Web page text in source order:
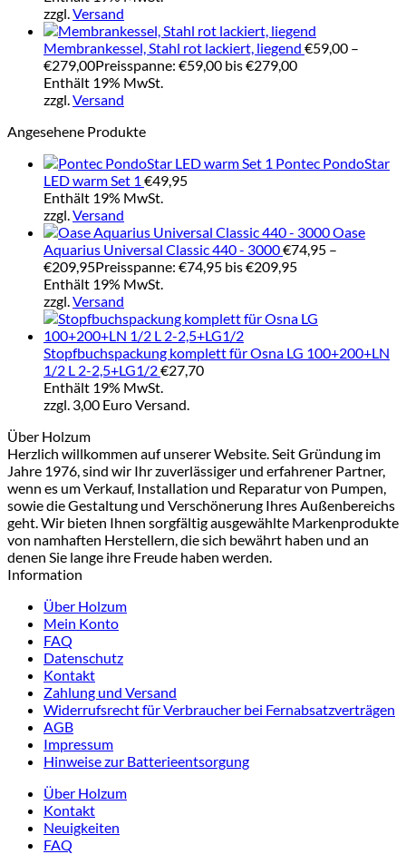
zzgl.Versand
Membrankessel, Stahl rot lackiert, liegend €59,00 –
€279,00Preisspanne: €59,00 bis €279,00
Enthält 19% MwSt.
zzgl.Versand
Angesehene Produkte
Pontec PondoStar
LED warm Set 1 €49,95
Enthält 19% MwSt.
zzgl.Versand
Oase
Aquarius Universal Classic 440 - 3000€74,95 –
€209,95Preisspanne: €74,95 bis €209,95
Enthält 19% MwSt.
zzgl.Versand
Stopfbuchspackung komplett für Osna LG 100+200+LN
1/2 L 2-2,5+LG1/2€27,70
Enthält 19% MwSt.
zzgl. 3,00 Euro Versand.
Über Holzum
Herzlich willkommen auf unserer Website. Seit Gründung im
Jahre 1976, sind wir Ihr zuverlässiger und erfahrener Partner,
wenn es um Verkauf, Installation und Reparatur von Pumpen,
sowie die Gestaltung und Verschönerung Ihres Außenbereichs
geht. Wir bieten Ihnen sorgfältig ausgewählte Markenprodukte
von namhaften Herstellern, die sich bewährt haben und an
denen Sie lange ihre Freude haben werden.
Information
Über Holzum
Mein Konto
FAQ
Datenschutz
Kontakt
Zahlung und Versand
Widerrufsrecht für Verbraucher bei Fernabsatzverträgen
AGB
Impressum
Hinweise zur Batterieentsorgung
Über Holzum
Kontakt
Neuigkeiten
FAQ